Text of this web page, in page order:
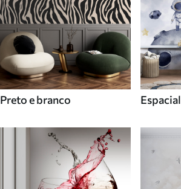
Preto e branco Espacial